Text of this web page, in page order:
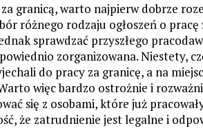
granicą, warto najpierw dobrze
różnego rodzaju ogłoszeń o
sprawdzać przyszłego
zorganizowana. Niestety,
do pracy za granicę, a na
więc bardzo ostrożnie i
się z osobami, które już
że zatrudnienie jest legalne i